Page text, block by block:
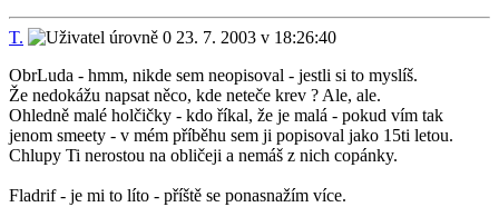
T.
23. 7. 2003 v 18:26:40
ObrLuda - hmm, nikde sem neopisoval - jestli si to myslíš.
Že nedokážu napsat něco, kde neteče krev ? Ale, ale.
Ohledně malé holčičky - kdo říkal, že je malá - pokud vím tak
jenom smeety - v mém příběhu sem ji popisoval jako 15ti letou.
Chlupy Ti nerostou na obličeji a nemáš z nich copánky.
Fladrif - je mi to líto - příště se ponasnažím více.